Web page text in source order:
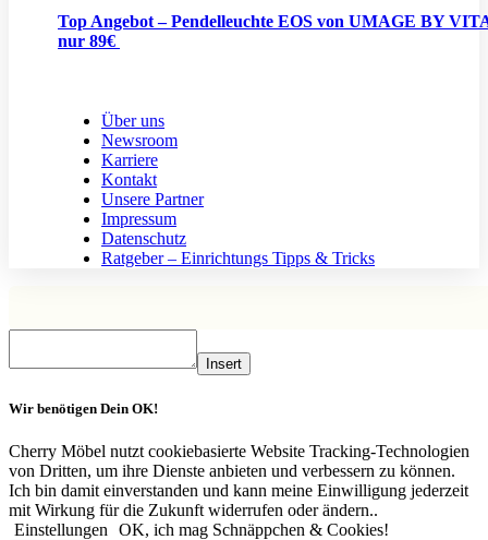
Top Angebot – Pendelleuchte EOS von UMAGE BY
nur 89€
Über uns
Newsroom
Karriere
Kontakt
Unsere Partner
Impressum
Datenschutz
Ratgeber – Einrichtungs Tipps & Tricks
Insert
Wir benötigen Dein OK!
Cherry Möbel nutzt cookiebasierte Website Tracking-Technologien
von Dritten, um ihre Dienste anbieten und verbessern zu können.
Ich bin damit einverstanden und kann meine Einwilligung jederzeit
mit Wirkung für die Zukunft widerrufen oder ändern..
Einstellungen
OK, ich mag Schnäppchen & Cookies!